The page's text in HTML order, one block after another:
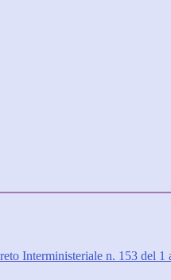
Interministeriale n. 153 del